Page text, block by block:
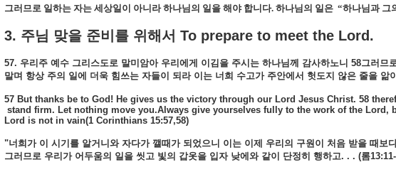
그러므로 일하는 자는 세상일이 아니라 하나님의 일을 해야 합니다. 하나님의 일은 “하나님과 그
3. 주님 맞을 준비를 위해서 To prepare to meet the Lord.
57. 우리주 예수 그리스도로 말미암아 우리에게 이김을 주시는 하나님께 감사하노니 58그러므
말며 항상 주의 일에 더욱 힘쓰는 자들이 되라 이는 너희 수고가 주안에서 헛도지 않은 줄을 앎
57 But thanks be to God! He gives us the victory through our Lord Jesus Christ. 58
stand firm. Let nothing move you.Always give yourselves fully to the work of the Lord,
Lord is not in vain(1 Corinthians 15:57,58)
"너희가 이 시기를 알거니와 자다가 깰때가 되었으니 이는 이제 우리의 구원이 처음 받을 때보
그러므로 우리가 어두움의 일을 씻고 빛의 갑옷을 입자 낮에와 같이 단정히 행하고. . . (롬